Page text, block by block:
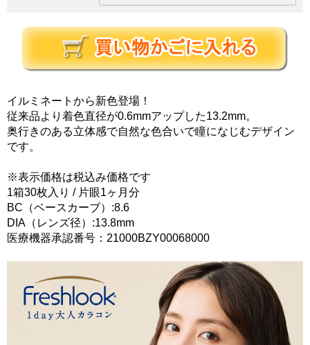
イルミネートから新色登場！
従来品より着色直径が0.6mmアップした13.2mm。
奥行きのある立体感で自然な色合いで瞳になじむデザイン
です。
※表示価格は税込み価格です
1箱30枚入り / 片眼1ヶ月分
BC（ベースカーブ）:8.6
DIA（レンズ径）:13.8mm
医療機器承認番号：21000BZY00068000